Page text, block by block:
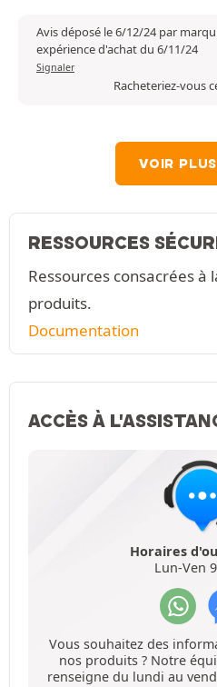
Avis déposé le 6/12/24 par
expérience d'achat du 6/11/24
Signaler
Racheteriez-vous
VOIR
RESSOURCES
Ressources consacrées à
produits.
Documentation
ACCÈS À
Horaires
Lun-Ven
Vous souhaitez des
nos produits ? Notre
renseigne du lundi au